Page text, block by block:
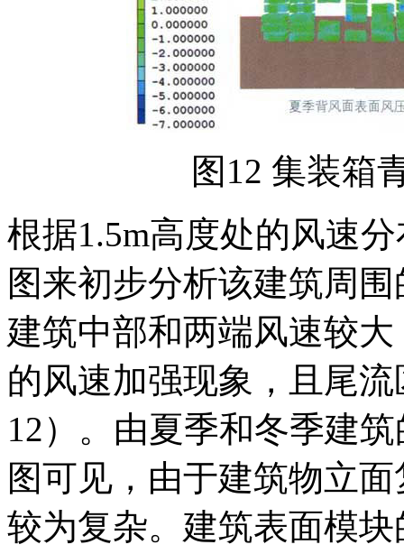
图12 集装箱
根据1.5m高度处的风速
图来初步分析该建筑周
建筑中部和两端风速较
的风速加强现象，且尾
12）。由夏季和冬季建
图可见，由于建筑物立
较为复杂。建筑表面模